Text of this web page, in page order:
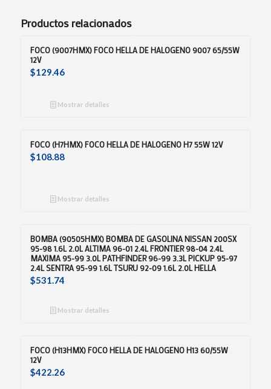
Productos relacionados
FOCO (9007HMX) FOCO HELLA DE HALOGENO 9007 65/55W
12V
$129.46
Mostrar detalles
FOCO (H7HMX) FOCO HELLA DE HALOGENO H7 55W 12V
$108.88
Mostrar detalles
BOMBA (90505HMX) BOMBA DE GASOLINA NISSAN 200SX
95-98 1.6L 2.0L ALTIMA 96-01 2.4L FRONTIER 98-04 2.4L
MAXIMA 95-99 3.0L PATHFINDER 96-99 3.3L PICKUP 95-97
2.4L SENTRA 95-99 1.6L TSURU 92-09 1.6L 2.0L HELLA
$531.74
Mostrar detalles
FOCO (H13HMX) FOCO HELLA DE HALOGENO H13 60/55W
12V
$422.26